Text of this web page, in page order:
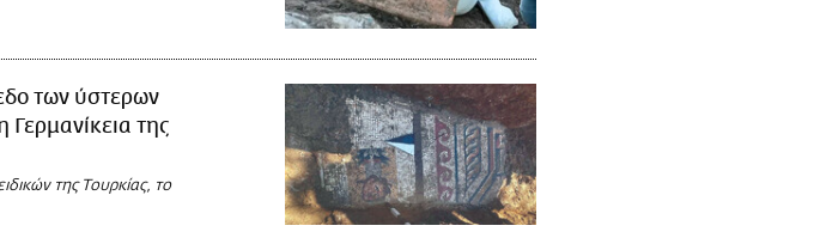
των ύστερων
της
της Τουρκίας, το